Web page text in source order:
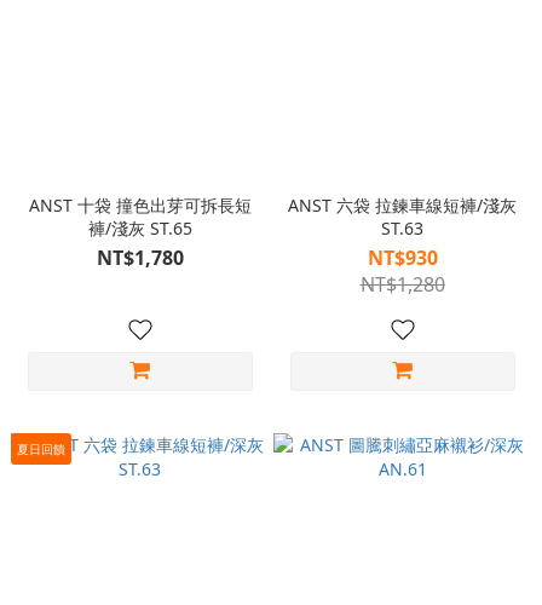
ANST 十袋 撞色出芽可拆長短
褲/淺灰 ST.65
NT$1,780
ANST 六袋 拉鍊車線短褲/淺灰
ST.63
NT$930
NT$1,280
夏日回饋